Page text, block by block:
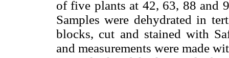
of five plants at 42, 63, 88 and
Samples were dehydrated in
blocks, cut and stained with
and measurements were made